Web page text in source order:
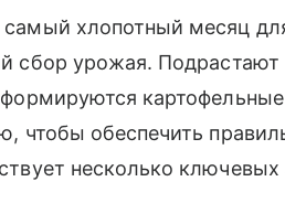
хлопотный месяц
сбор урожая. Подрастают
чтобы обеспечить
несколько